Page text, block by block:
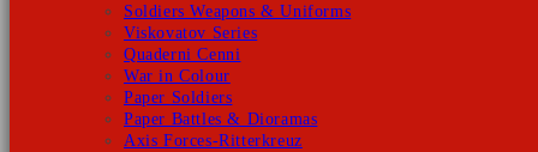
Soldiers Weapons & Uniforms
Viskovatov Series
Quaderni Cenni
War in Colour
Paper Soldiers
Paper Battles & Dioramas
Axis Forces-Ritterkreuz